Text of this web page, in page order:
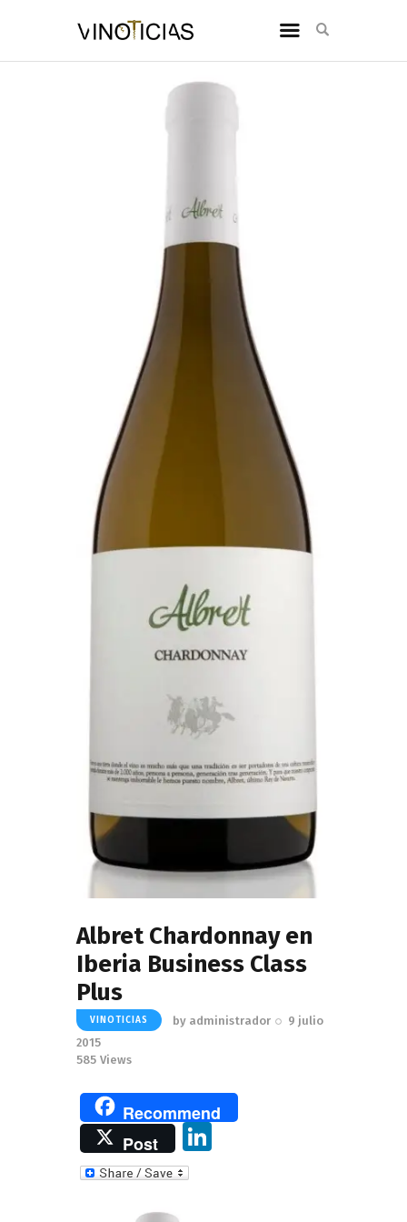
Albret Chardonnay en
Iberia Business Class
Plus
VINOTICIAS by administrador
9 julio
2015
585 Views
Recommend
Post